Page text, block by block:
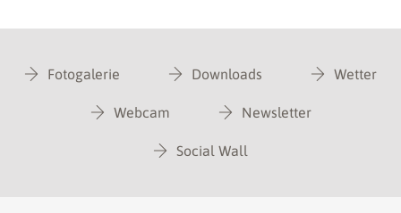
Fotogalerie Downloads Wetter
Webcam Newsletter
Social Wall